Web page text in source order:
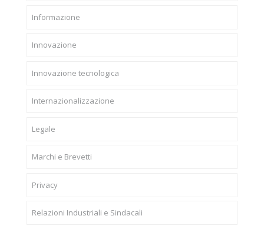
Informazione
Innovazione
Innovazione tecnologica
Internazionalizzazione
Legale
Marchi e Brevetti
Privacy
Relazioni Industriali e Sindacali